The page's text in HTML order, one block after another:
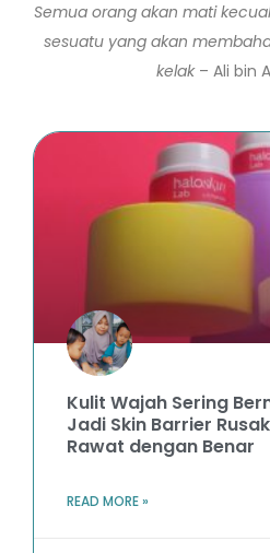
Semua orang akan mati
sesuatu yang akan
kelak– Ali bin
Kulit Wajah Sering
Jadi Skin Barrier
Rawat dengan Benar
READ MORE »